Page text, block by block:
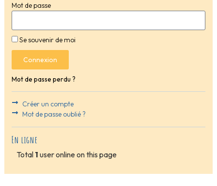
Mot de passe
Se souvenir de moi
Connexion
Mot de passe perdu ?
Créer un compte
Mot de passe oublié ?
En ligne
Total 1 user online on this page